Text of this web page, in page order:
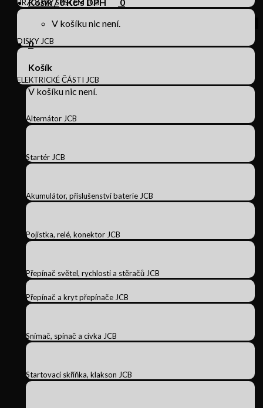
V košíku nic není.
0
Košík
V košíku nic není.
BRZDOVÝ SYSTÉM JCB
DISKY JCB
ELEKTRICKÉ ČÁSTI JCB
Alternátor JCB
Startér JCB
Akumulátor, příslušenství baterie JCB
Pojistka, relé, konektor JCB
Přepínač světel, rychlosti a stěračů JCB
Přepínač a kryt přepínače JCB
Snímač, spínač a cívka JCB
Startovací skříňka, klakson JCB